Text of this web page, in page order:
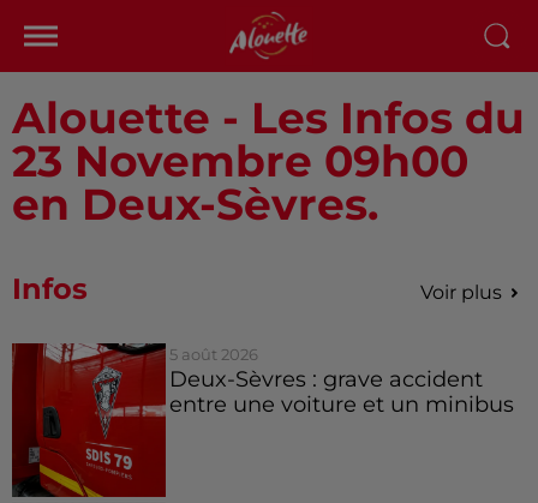
Alouette - Les Infos du
23 Novembre 09h00
en Deux-Sèvres.
Infos Voir plus
5 août 2026
Deux-Sèvres : grave accident
entre une voiture et un minibus